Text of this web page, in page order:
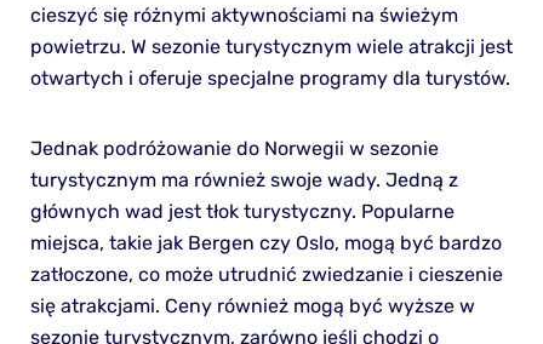
cieszyć się różnymi aktywnościami na świeżym
powietrzu. W sezonie turystycznym wiele atrakcji jest
otwartych i oferuje specjalne programy dla turystów.
Jednak podróżowanie do Norwegii w sezonie
turystycznym ma również swoje wady. Jedną z
głównych wad jest tłok turystyczny. Popularne
miejsca, takie jak Bergen czy Oslo, mogą być bardzo
zatłoczone, co może utrudnić zwiedzanie i cieszenie
się atrakcjami. Ceny również mogą być wyższe w
sezonie turystycznym, zarówno jeśli chodzi o